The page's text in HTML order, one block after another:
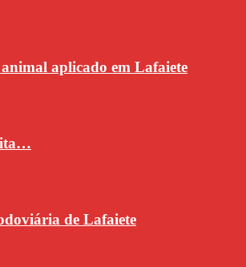
aplicado em Lafaiete
de Lafaiete